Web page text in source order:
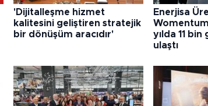
'Dijitalleşme hizmet
kalitesini geliştiren stratejik
bir dönüşüm aracıdır'
Enerjisa
yılda 11 bin
ulaştı